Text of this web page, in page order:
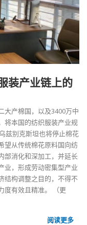
装产业链上的
大产棉国，以及3400万中
将本国的纺织服装产业规
兹别克斯坦也将停止棉花
望从传统棉花原料国向纺
部消化和深加工，并延长
业，形成劳动密集型产业
结构调整之目的，不得不
度有效且精准。
（更
阅读更多